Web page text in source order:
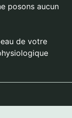
posons aucun
de votre